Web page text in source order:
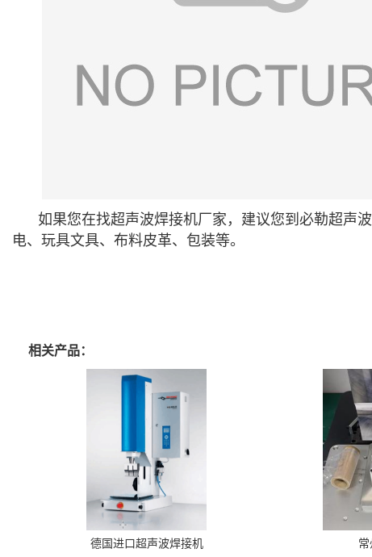
如果您在找超声波焊接机厂家，建议您到必勒超声
电、玩具文具、布料皮革、包装等。
相关产品：
德国进口超声波焊接机